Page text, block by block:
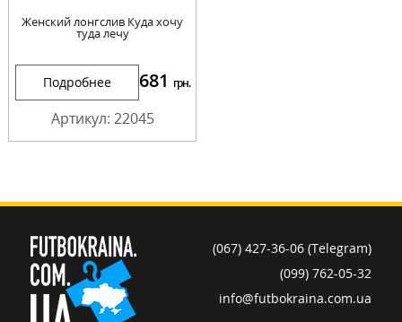
Женский лонгслив Куда хочу
туда лечу
Подробнее 681 грн.
Артикул: 22045
(067) 427-36-06 (Telegram)
(099) 762-05-32
info@futbokraina.com.ua